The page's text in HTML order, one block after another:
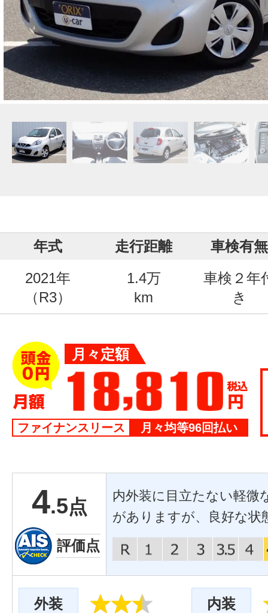
年式 走行距離
車検有無
2021年
（R3）
1.4万
km
車検２年
き
月々定額
ファイナンスリース 月々均等96回払い
4.5点
評価点
内外装に目立たない軽微
がありますが、良好な状
外装 内装